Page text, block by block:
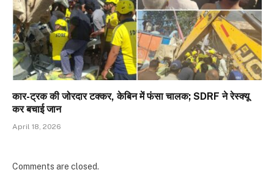
कार-ट्रक की जोरदार टक्कर, केबिन में फंसा चालक; SDRF ने रेस्क्यू
कर बचाई जान
April 18, 2026
Comments are closed.